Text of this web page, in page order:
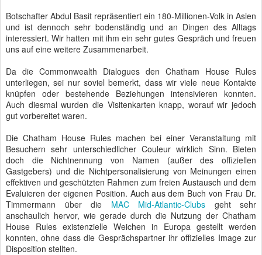
Botschafter Abdul Basit repräsentiert ein 180-Millionen-Volk in Asien
und ist dennoch sehr bodenständig und an Dingen des Alltags
interessiert. Wir hatten mit ihm ein sehr gutes Gespräch und freuen
uns auf eine weitere Zusammenarbeit.
Da die Commonwealth Dialogues den Chatham House Rules
unterliegen, sei nur soviel bemerkt, dass wir viele neue Kontakte
knüpfen oder bestehende Beziehungen intensivieren konnten.
Auch diesmal wurden die Visitenkarten knapp, worauf wir jedoch
gut vorbereitet waren.
Die Chatham House Rules machen bei einer Veranstaltung mit
Besuchern sehr unterschiedlicher Couleur wirklich Sinn. Bieten
doch die Nichtnennung von Namen (außer des offiziellen
Gastgebers) und die Nichtpersonalisierung von Meinungen einen
effektiven und geschützten Rahmen zum freien Austausch und dem
Evaluieren der eigenen Position. Auch aus dem Buch von Frau Dr.
Timmermann über die MAC Mid-Atlantic-Clubs geht sehr
anschaulich hervor, wie gerade durch die Nutzung der Chatham
House Rules existenzielle Weichen in Europa gestellt werden
konnten, ohne dass die Gesprächspartner ihr offizielles Image zur
Disposition stellten.